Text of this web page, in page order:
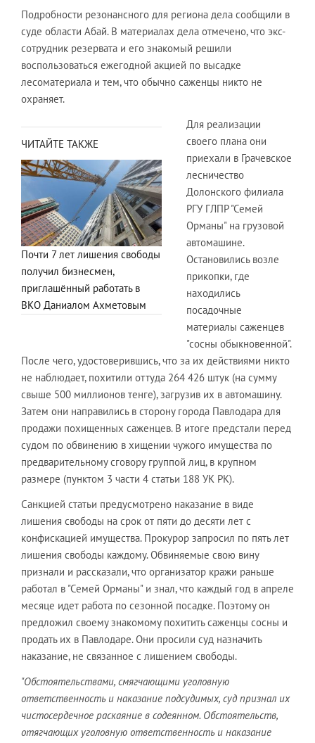
Подробности резонансного для региона дела сообщили в
суде области Абай. В материалах дела отмечено, что экс-
сотрудник резервата и его знакомый решили
воспользоваться ежегодной акцией по высадке
лесоматериала и тем, что обычно саженцы никто не
охраняет.
ЧИТАЙТЕ ТАКЖЕ
Почти 7 лет лишения свободы
получил бизнесмен,
приглашённый работать в
ВКО Даниалом Ахметовым
Для реализации
своего плана они
приехали в Грачевское
лесничество
Долонского филиала
РГУ ГЛПР "Семей
Орманы" на грузовой
автомашине.
Остановились возле
прикопки, где
находились
посадочные
материалы саженцев
"сосны обыкновенной".
После чего, удостоверившись, что за их действиями никто
не наблюдает, похитили оттуда 264 426 штук (на сумму
свыше 500 миллионов тенге), загрузив их в автомашину.
Затем они направились в сторону города Павлодара для
продажи похищенных саженцев. В итоге предстали перед
судом по обвинению в хищении чужого имущества по
предварительному сговору группой лиц, в крупном
размере (пунктом 3 части 4 статьи 188 УК РК).
Санкцией статьи предусмотрено наказание в виде
лишения свободы на срок от пяти до десяти лет с
конфискацией имущества. Прокурор запросил по пять лет
лишения свободы каждому. Обвиняемые свою вину
признали и рассказали, что организатор кражи раньше
работал в "Семей Орманы" и знал, что каждый год в апреле
месяце идет работа по сезонной посадке. Поэтому он
предложил своему знакомому похитить саженцы сосны и
продать их в Павлодаре. Они просили суд назначить
наказание, не связанное с лишением свободы.
"Обстоятельствами, смягчающими уголовную
ответственность и наказание подсудимых, суд признал их
чистосердечное раскаяние в содеянном. Обстоятельств,
отягчающих уголовную ответственность и наказание